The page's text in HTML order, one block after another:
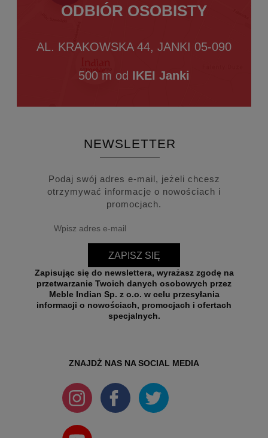
ODBIÓR OSOBISTY
AL. KRAKOWSKA 44, JANKI 05-090
500 m od IKEI Janki
NEWSLETTER
Podaj swój adres e-mail, jeżeli chcesz
otrzymywać informacje o nowościach i
promocjach.
ZAPISZ SIĘ
Zapisując się do newslettera, wyrażasz zgodę na
przetwarzanie Twoich danych osobowych przez
Meble Indian Sp. z o.o. w celu przesyłania
informacji o nowościach, promocjach i ofertach
specjalnych.
ZNAJDŻ NAS NA SOCIAL MEDIA